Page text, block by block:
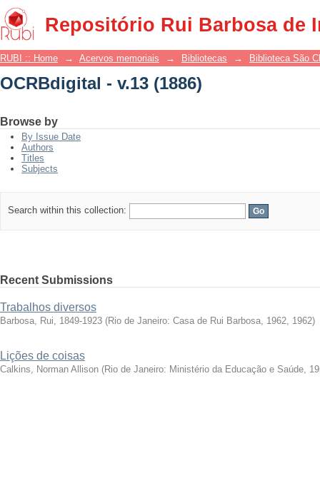
Repositório Rui Barbosa de
OCRBdigital - v.13 (1886)
RUBI :: Home → Acervos memoriais → Bibliotecas → Biblioteca São
OCRBdigital - v.13 (1886)
Browse by
By Issue Date
Authors
Titles
Subjects
Search within this collection:
Recent Submissions
Trabalhos diversos
Barbosa, Rui, 1849-1923 (Rio de Janeiro: Casa de Rui Barbosa, 1962, 1962)
Lições de coisas
Calkins, Norman Allison (Rio de Janeiro: Ministério da Educação e Saúde,